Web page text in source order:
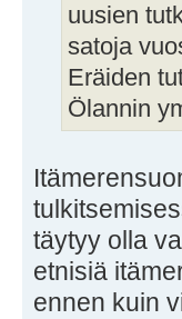
uusien
satoja
Eräiden
Ölannin
täytyy olla
etnisiä
ennen kuin